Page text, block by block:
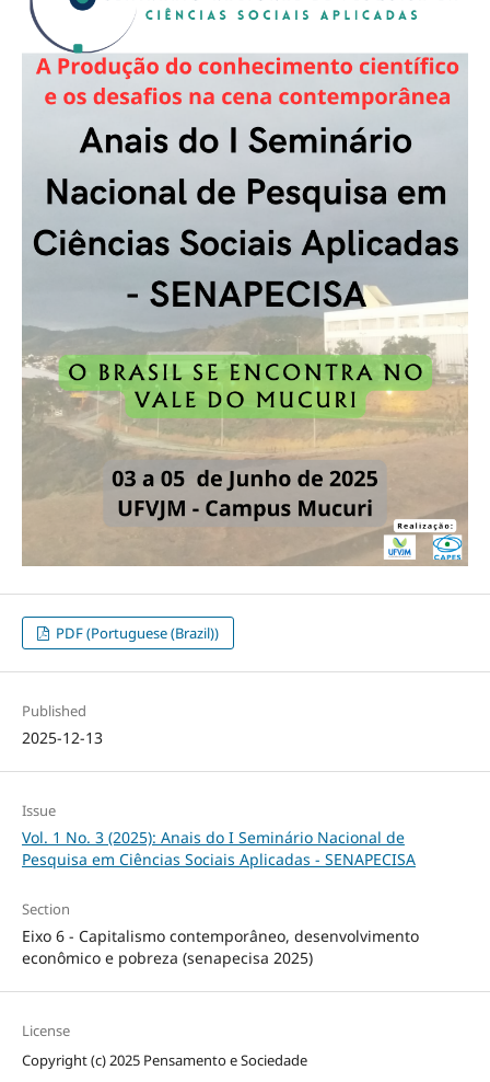
PDF (Portuguese (Brazil))
Published
2025-12-13
Issue
Vol. 1 No. 3 (2025): Anais do I Seminário Nacional de
Pesquisa em Ciências Sociais Aplicadas - SENAPECISA
Section
Eixo 6 - Capitalismo contemporâneo, desenvolvimento
econômico e pobreza (senapecisa 2025)
License
Copyright (c) 2025 Pensamento e Sociedade